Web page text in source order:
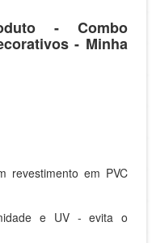
- Combo
- Minha
revestimento em PVC
e UV - evita o